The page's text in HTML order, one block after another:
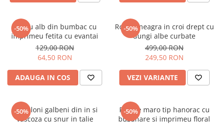
-50%
Tricou alb din bumbac cu
imprimeu fetita cu evantai
129,00 RON
64,50 RON
ADAUGA IN COS
-50%
Rochie neagra in croi drept cu
dungi albe curbate
499,00 RON
249,50 RON
VEZI VARIANTE
-50%
Pantaloni galbeni din in si
vascoza cu snur in talie
-50%
Rochie maro tip hanorac cu
buzunare si imprimeu floral